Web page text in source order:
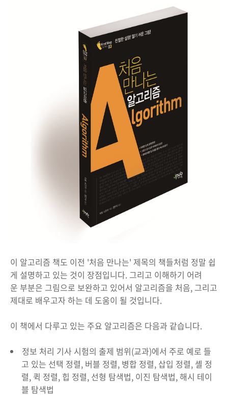
이 알고리즘 책도 이전 '처음 만나는' 제목의 책들처럼 정말 쉽
게 설명하고 있는 것이 장점입니다. 그리고 이해하기 어려
운 부분은 그림으로 보완하고 있어서 알고리즘을 처음, 그리고
제대로 배우고자 하는 데 도움이 될 것입니다.
이 책에서 다루고 있는 주요 알고리즘은 다음과 같습니다.
정보 처리 기사 시험의 출제 범위(교과)에서 주로 예로 들
고 있는 선택 정렬, 버블 정렬, 병합 정렬, 삽입 정렬, 셸 정
렬, 퀵 정렬, 힙 정렬, 선형 탐색법, 이진 탐색법, 해시 테이
블 탐색법